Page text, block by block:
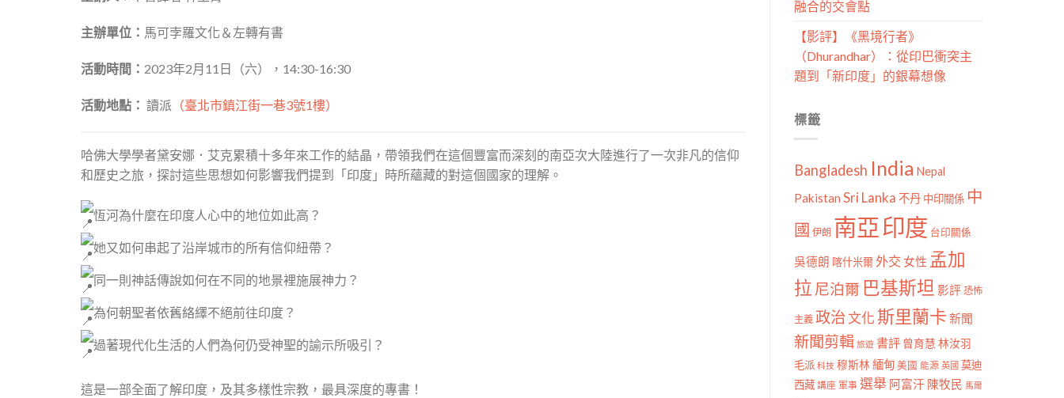
主辦單位： 馬可孛羅文化＆左轉有書
活動時間： 2023年2月11日（六），14:30-16:30
活動地點： 讀派 （臺北市鎮江街一巷3號1樓）
哈佛大學學者黛安娜．艾克累積十多年來工作的結晶，帶領我們在這個豐富而深刻的南亞次大陸進行了一次非凡的信仰
和歷史之旅，探討這些思想如何影響我們提到「印度」時所蘊藏的對這個國家的理解。
恆河為什麼在印度人心中的地位如此高？
她又如何串起了沿岸城市的所有信仰紐帶？
同一則神話傳說如何在不同的地景裡施展神力？
為何朝聖者依舊絡繹不絕前往印度？
過著現代化生活的人們為何仍受神聖的諭示所吸引？
這是一部全面了解印度，及其多樣性宗教，最具深度的專書！
融合的交會點
【影評】《黑境行者》
（Dhurandhar）：從印巴衝突主
題到「新印度」的銀幕想像
標籤
Bangladesh India Nepal
Pakistan Sri Lanka 不丹 中印關係 中
國 伊朗 南亞印度 台印關係
吳德朗 喀什米爾外交 女性 孟加
拉 尼泊爾 巴基斯坦 影評 恐怖
主義 政治文化斯里蘭卡 新聞
新聞剪輯 旅遊 書評 曾育慧 林汝羽
毛派 科技 穆斯林 緬甸 美國 能源 英國 莫迪
西藏 講座 軍事 選舉 阿富汗 陳牧民 馬爾